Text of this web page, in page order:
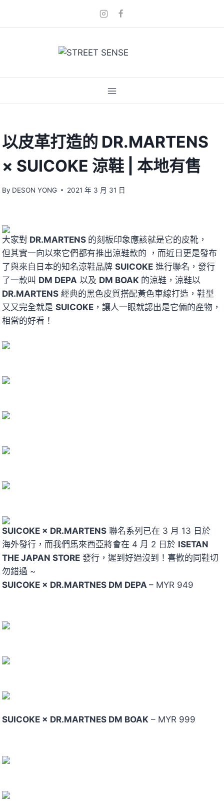
以皮革打造的 DR.MARTENS
× SUICOKE 涼鞋 | 本地有售
By DESON YONG 2021 年 3 月 31 日
大家對 DR.MARTENS 的刻板印象應該就是它的皮靴，
但其實一向以來它們都有推出涼鞋款的 ，而近日更是發布
了與來自日本的知名涼鞋品牌 SUICOKE 進行聯名，發行
了一款叫 DM DEPA 以及 DM BOAK 的涼鞋，涼鞋以
DR.MARTENS 經典的黑色皮質搭配黃色車線打造，鞋型
又又完全就是 SUICOKE ，讓人一眼就認出是它倆的產物，
相當的好看！
SUICOKE × DR.MARTENS 聯名系列已在 3 月 13 日於
海外發行，而我們馬來西亞將會在 4 月 2 日於 ISETAN
THE JAPAN STORE 發行，遲到好過沒到！喜歡的同鞋切
勿錯過 ~
SUICOKE × DR.MARTNES DM DEPA – MYR 949
SUICOKE × DR.MARTNES DM BOAK – MYR 999